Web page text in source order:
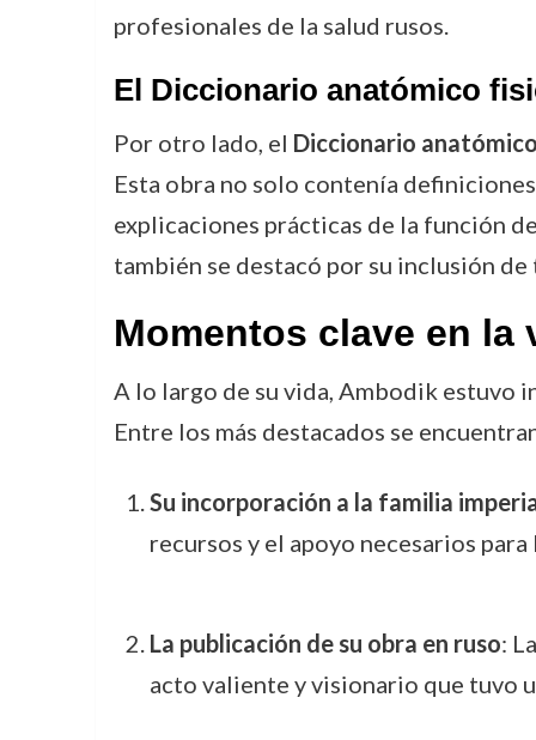
profesionales de la salud rusos.
El Diccionario anatómico
Por otro lado, el Diccionario
Esta obra no solo contenía
explicaciones prácticas de la función
también se destacó por su inclusión de
Momentos clave en la
A lo largo de su vida, Ambodik estuvo
Entre los más destacados se
Su incorporación a la familia
recursos y el apoyo necesarios
La publicación de su obra en ruso:
acto valiente y visionario que tuvo